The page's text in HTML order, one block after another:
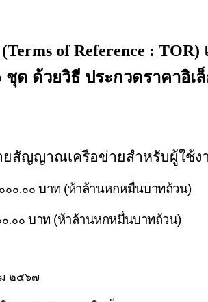
of Reference :
ชุด ด้วยวิธี ประกวดราคาอิเ
สัญญาณเครือข่ายสําหรับผู้ใช้ง
๐๐.๐๐ บาท (ห้าล้านหกหมื่นบาทถ้วน)
๐.๐๐ บาท (ห้าล้านหกหมื่นบาทถ้วน)
๒๕๖๗